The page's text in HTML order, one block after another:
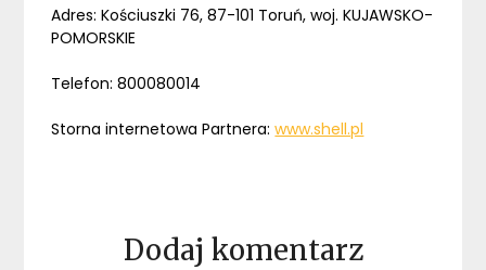
Adres: Kościuszki 76, 87-101 Toruń, woj. KUJAWSKO-
POMORSKIE
Telefon: 800080014
Storna internetowa Partnera:www.shell.pl
Dodaj komentarz